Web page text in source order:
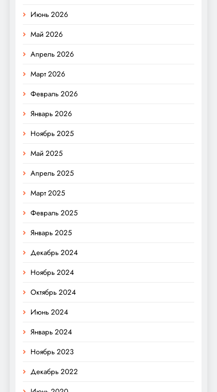
Июнь 2026
Май 2026
Апрель 2026
Март 2026
Февраль 2026
Январь 2026
Ноябрь 2025
Май 2025
Апрель 2025
Март 2025
Февраль 2025
Январь 2025
Декабрь 2024
Ноябрь 2024
Октябрь 2024
Июнь 2024
Январь 2024
Ноябрь 2023
Декабрь 2022